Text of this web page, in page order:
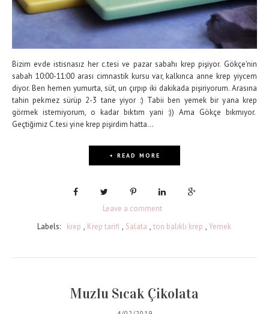
Bizim evde istisnasız her c.tesi ve pazar sabahı krep pişiyor. Gökçe'nin
sabah 10:00-11:00 arası cimnastik kursu var, kalkınca anne krep yiycem
diyor. Ben hemen yumurta, süt, un çırpıp iki dakikada pişiriyorum. Arasına
tahin pekmez sürüp 2-3 tane yiyor :) Tabii ben yemek bir yana krep
görmek istemiyorum, o kadar bıktım yani :)) Ama Gökçe bıkmıyor.
Geçtiğimiz C.tesi yine krep pişirdim hatta...
+ READ MORE
Leave a comment
Labels:
krep , Krep tarifi , Salata , ton balıklı krep , Yemek
Muzlu Sıcak Çikolata